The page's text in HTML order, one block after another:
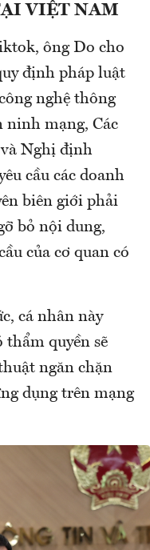
VIỆT NAM
ông Do cho
định pháp luật
nghệ thông
ninh mạng, Các
Nghị định
cầu các doanh
biên giới phải
bỏ nội dung,
của cơ quan có
cá nhân này
thẩm quyền sẽ
ngăn chặn
dụng trên mạng